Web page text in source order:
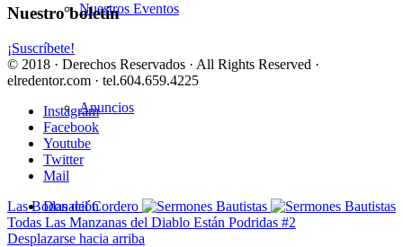
Nuestros Eventos
Anuncios
Donación
Nuestro boletín
¡Suscríbete!
© 2018 · Derechos Reservados · All Rights Reserved ·
elredentor.com · tel.604.659.4225
Instagram
Facebook
Youtube
Twitter
Mail
Las Bodas del Cordero
Todas Las Manzanas del Diablo Están Podridas #2
Desplazarse hacia arriba